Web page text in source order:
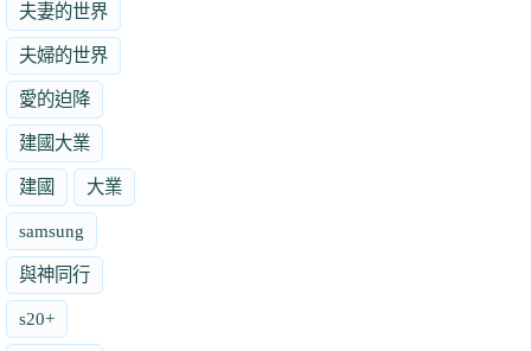
夫妻的世界
夫婦的世界
愛的迫降
建國大業
建國 大業
samsung
與神同行
s20+